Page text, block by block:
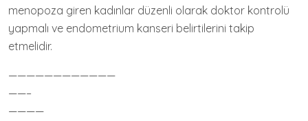
menopoza giren kadınlar düzenli olarak doktor kontrolü
yapmalı ve endometrium kanseri belirtilerini takip
etmelidir.
————————————
——–
————